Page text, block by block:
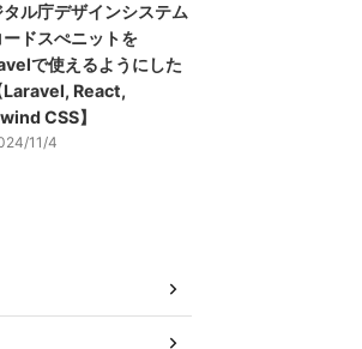
ル庁デザインシステム
ドスぺニットを
で使えるようにした
Laravel, React,
CSS】
11/4